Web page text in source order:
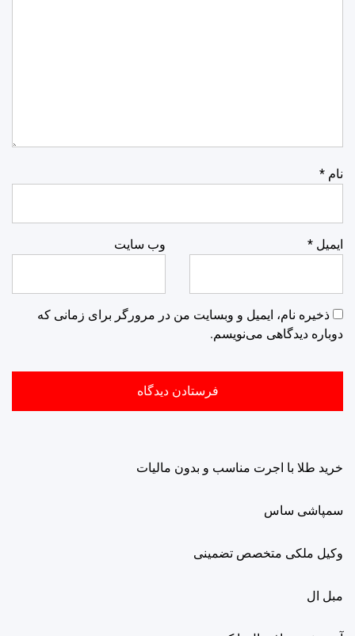
نام *
ایمیل * وب‌ سایت
ذخیره نام، ایمیل و وبسایت من در مرورگر برای زمانی که
دوباره دیدگاهی می‌نویسم.
خرید طلا با اجرت مناسب و بدون مالیات
سمپاشی ساس
وکیل ملکی متخصص تضمینی
مبل ال